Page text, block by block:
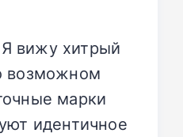
вижу хитрый
возможном
марки
идентичное